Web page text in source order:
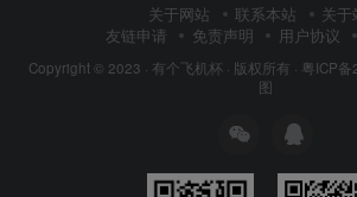
关于网站 联系本站
关于
友链申请
免责声明 用户协议
Copyright © 2023 · 有个飞机杯 · 版权所有 · 粤ICP
图